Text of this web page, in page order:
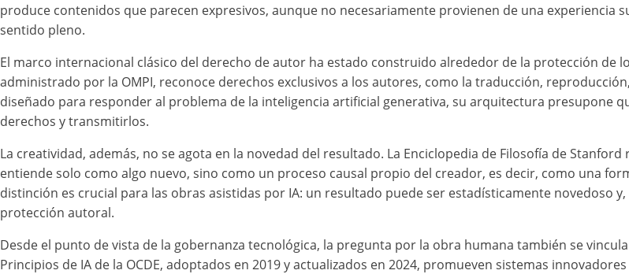
produce contenidos que parecen expresivos, aunque no necesariamente provienen de una experiencia
sentido pleno.
El marco internacional clásico del derecho de autor ha estado construido alrededor de la protección de
administrado por la OMPI, reconoce derechos exclusivos a los autores, como la traducción,
diseñado para responder al problema de la inteligencia artificial generativa, su arquitectura presupone
derechos y transmitirlos.
La creatividad, además, no se agota en la novedad del resultado. La Enciclopedia de Filosofía de
entiende solo como algo nuevo, sino como un proceso causal propio del creador, es decir, como una
distinción es crucial para las obras asistidas por IA: un resultado puede ser estadísticamente novedoso
protección autoral.
Desde el punto de vista de la gobernanza tecnológica, la pregunta por la obra humana también se
Principios de IA de la OCDE, adoptados en 2019 y actualizados en 2024, promueven sistemas